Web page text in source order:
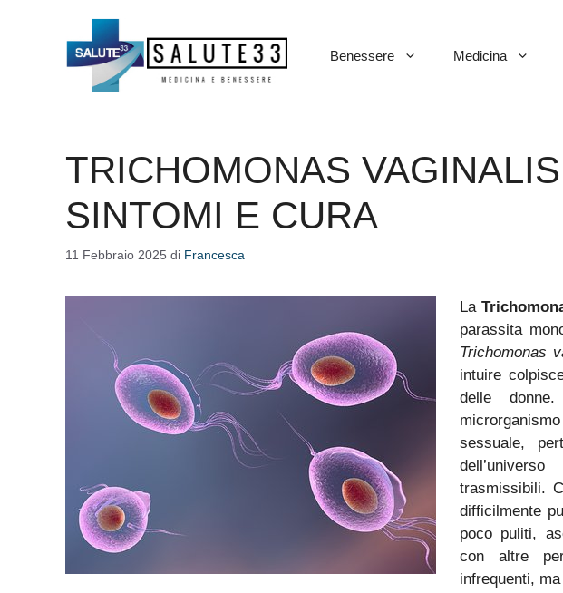
Benessere Medicina
TRICHOMONAS
SINTOMI E CURA
11 Febbraio 2025 di Francesca
La
parassita
Trichomonas
intuire
delle
sessuale,
trasmissibili.
difficilmente
poco puliti,
con altre
infrequenti,